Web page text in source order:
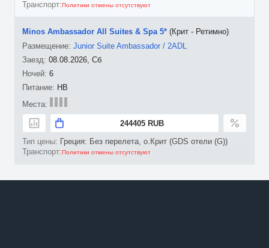
Политики отмены отсутствуют
08.08.2026, Сб
6
Minos Ambassador All Suites & Spa 5* (Крит - Ретимно)
Junior Suite Ambassador / 2ADL
HB
244405 RUB
Греция: Без перелета, о.Крит (GDS отели (G))
Политики отмены отсутствуют